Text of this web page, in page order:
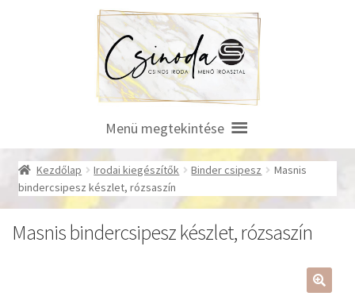
Menü megtekintése
Kezdőlap Irodai kiegészítők Binder csipesz
Masnis
bindercsipesz készlet, rózsaszín
Masnis bindercsipesz készlet, rózsaszín